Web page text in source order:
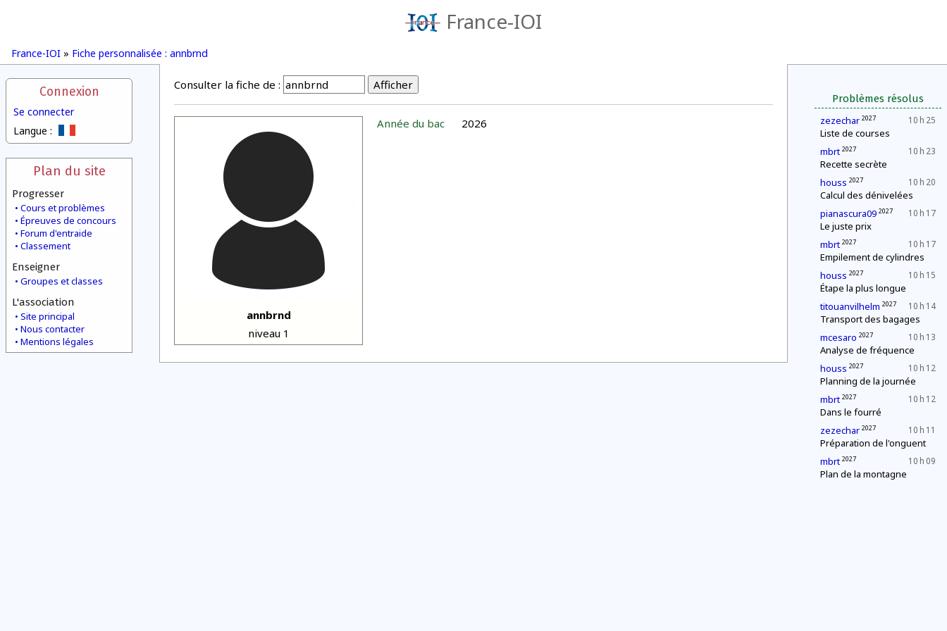
France-IOI
France-IOI » Fiche personnalisée : annbrnd
Connexion
Se connecter
Langue :
Plan du site
Progresser
Cours et problèmes
Épreuves de concours
Forum d'entraide
Classement
Enseigner
Groupes et classes
L'association
Site principal
Nous contacter
Mentions légales
Problèmes résolus
10 h 25
zezechar 2027
Liste de courses
10 h 23
mbrt 2027
Recette secrète
10 h 20
houss 2027
Calcul des dénivelées
10 h 17
pianascura09 2027
Le juste prix
10 h 17
mbrt 2027
Empilement de cylindres
10 h 15
houss 2027
Étape la plus longue
10 h 14
titouanvilhelm 2027
Transport des bagages
10 h 13
mcesaro 2027
Analyse de fréquence
10 h 12
houss 2027
Planning de la journée
10 h 12
mbrt 2027
Dans le fourré
10 h 11
zezechar 2027
Préparation de l'onguent
10 h 09
mbrt 2027
Plan de la montagne
Consulter la fiche de :
annbrnd
niveau 1
Année du bac 2026